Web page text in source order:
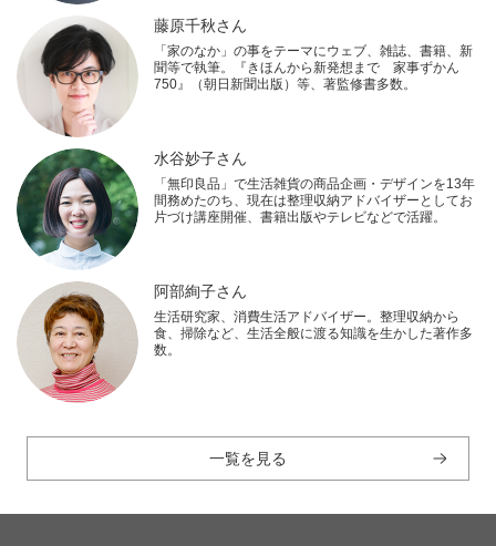
藤原千秋さん
「家のなか」の事をテーマにウェブ、雑誌、書籍、新
聞等で執筆。『きほんから新発想まで 家事ずかん
750』（朝日新聞出版）等、著監修書多数。
水谷妙子さん
「無印良品」で生活雑貨の商品企画・デザインを13年
間務めたのち、現在は整理収納アドバイザーとしてお
片づけ講座開催、書籍出版やテレビなどで活躍。
阿部絢子さん
生活研究家、消費生活アドバイザー。整理収納から
食、掃除など、生活全般に渡る知識を生かした著作多
数。
一覧を見る